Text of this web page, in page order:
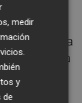
el VCF
de
a
buscar una
a tener
medir
y
de